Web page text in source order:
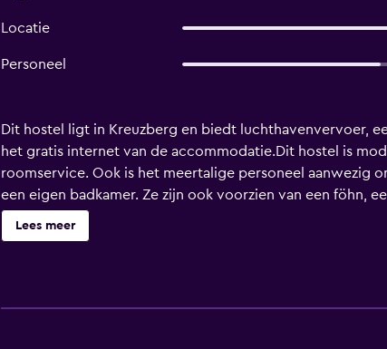
Locatie
Personeel
Dit hostel ligt in Kreuzberg en biedt luchthavenvervoer,
het gratis internet van de accommodatie.Dit hostel is
roomservice. Ook is het meertalige personeel aanwezig
een eigen badkamer. Ze zijn ook voorzien van een föhn,
Lees meer